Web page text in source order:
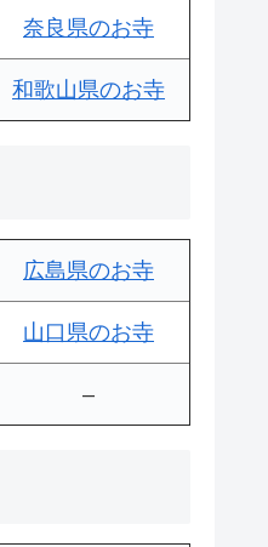
奈良県のお寺
和歌山県のお寺
広島県のお寺
山口県のお寺
–